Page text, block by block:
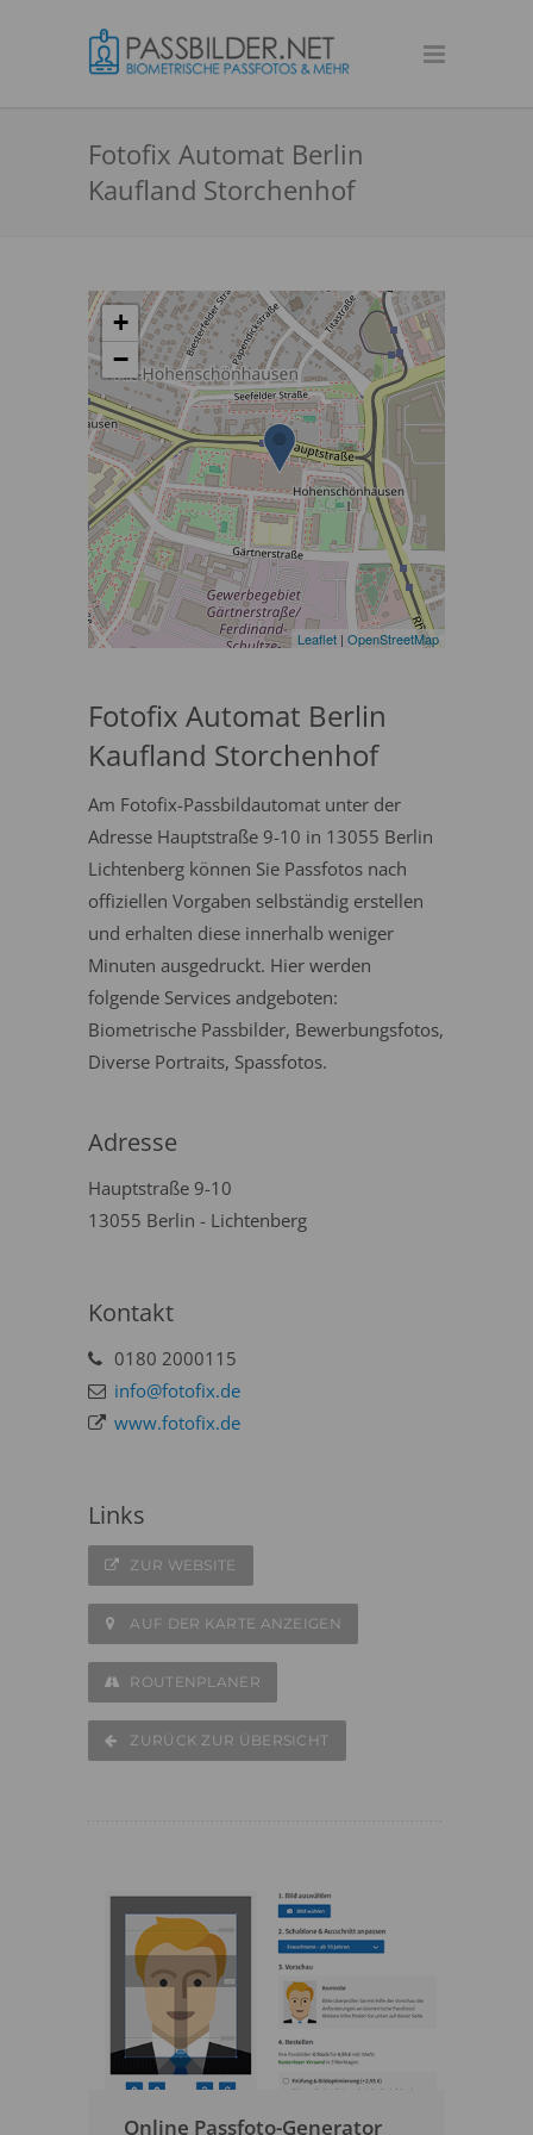
Fotofix Automat Berlin
Kaufland Storchenhof
+
−
Leaflet | OpenStreetMap
Fotofix Automat Berlin
Kaufland Storchenhof
Am Fotofix-Passbildautomat unter der
Adresse Hauptstraße 9-10 in 13055 Berlin
Lichtenberg können Sie Passfotos nach
offiziellen Vorgaben selbständig erstellen
und erhalten diese innerhalb weniger
Minuten ausgedruckt. Hier werden
folgende Services andgeboten:
Biometrische Passbilder, Bewerbungsfotos,
Diverse Portraits, Spassfotos.
Adresse
Hauptstraße 9-10
13055 Berlin - Lichtenberg
Kontakt
0180 2000115
info@fotofix.de
www.fotofix.de
Links
ZUR WEBSITE
AUF DER KARTE ANZEIGEN
ROUTENPLANER
ZURÜCK ZUR ÜBERSICHT
Online Passfoto-Generator